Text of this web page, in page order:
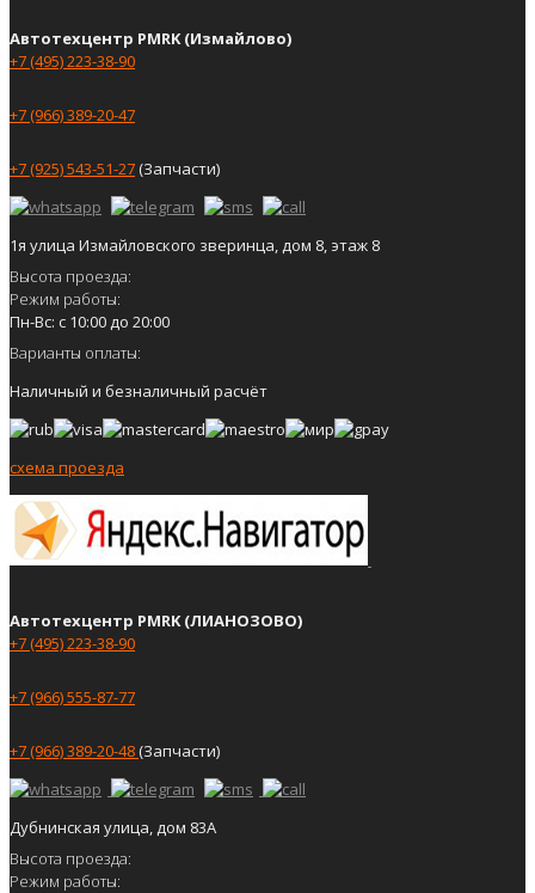
Автотехцентр PMRK (Измайлово)
+7 (495) 223-38-90
+7 (966) 389-20-47
+7 (925) 543-51-27(Запчасти)
1я улица Измайловского зверинца, дом 8, этаж 8
Высота проезда:
Режим работы:
Пн-Вс: с 10:00 до 20:00
Варианты оплаты:
Наличный и безналичный расчёт
схема проезда
Автотехцентр PMRK (ЛИАНОЗОВО)
+7 (495) 223-38-90
+7 (966) 555-87-77
+7 (966) 389-20-48(Запчасти)
Дубнинская улица, дом 83А
Высота проезда:
Режим работы: